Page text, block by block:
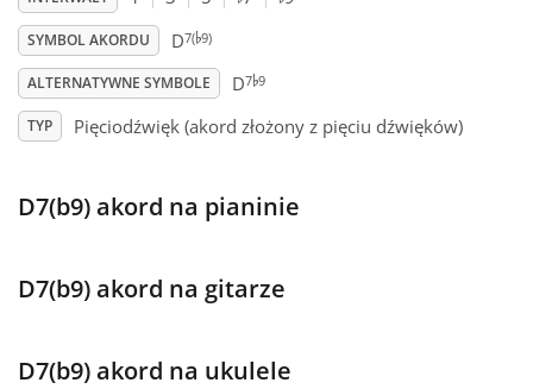
Français
한국어
हिन्दी
Italiano
SYMBOL AKORDU D7(♭9)
ALTERNATYWNE SYMBOLE D7♭9
TYP Pięciodźwięk (akord złożony z pięciu dźwięków)
D7(b9) akord na pianinie
D7(b9) akord na gitarze
D7(b9) akord na ukulele